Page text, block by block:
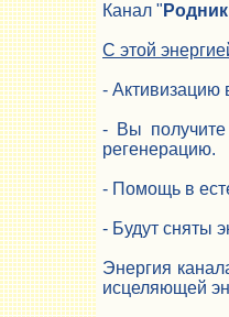
Канал "
С этой
- Активизацию
- Вы получите
регенерацию.
- Помощь в
- Будут сняты
Энергия
исцеляющей